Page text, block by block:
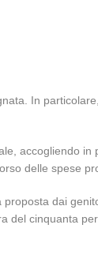
In
accogliendo
delle spese
dai
del cinquanta